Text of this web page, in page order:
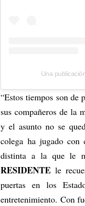
Una
“Estos tiempos son de
sus compañeros de la
y el asunto no se
colega ha jugado
distinta a la que le
RESIDENTEle
puertas en los
entretenimiento. Con